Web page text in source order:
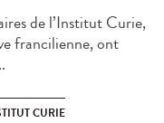
de l’Institut Curie,
francilienne, ont
CURIE